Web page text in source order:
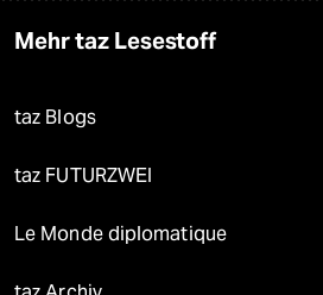
Mehr taz Lesestoff
taz Blogs
taz FUTURZWEI
Le Monde diplomatique